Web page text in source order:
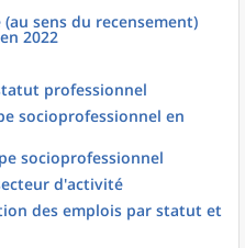
(au sens du recensement)
2022
professionnel
socioprofessionnel en
socioprofessionnel
d'activité
des emplois par statut et